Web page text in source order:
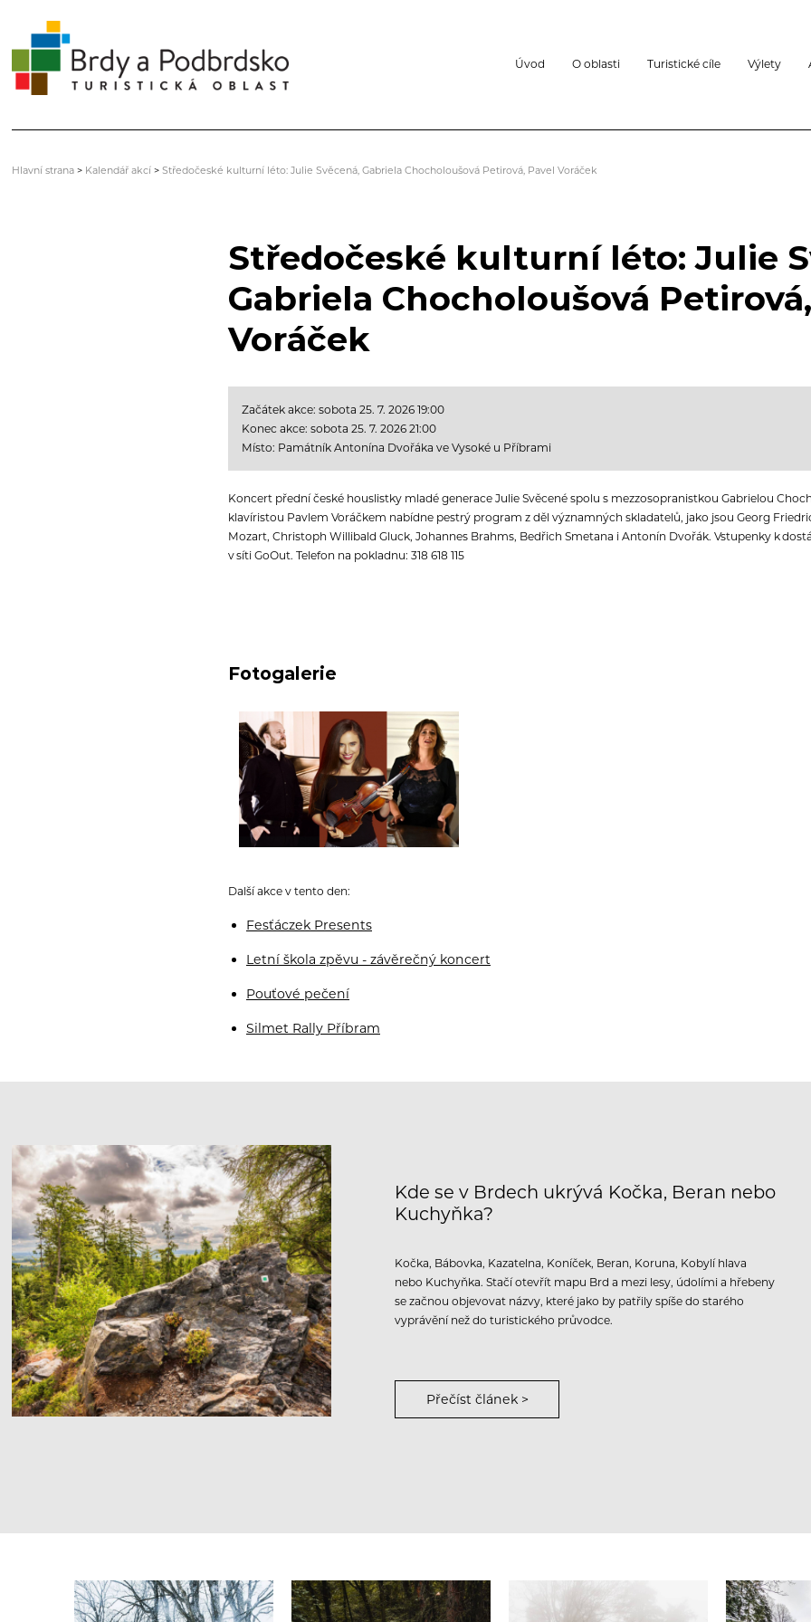
Úvod O oblasti Turistické cíle Výlety
Hlavní strana > Kalendář akcí >Středočeské kulturní léto: Julie Svěcená, Gabriela Chocholoušová Petirová, Pavel Voráček
Středočeské kulturní léto: Julie
Gabriela Chocholoušová
Voráček
Začátek akce: sobota 25. 7. 2026 19:00
Konec akce: sobota 25. 7. 2026 21:00
Místo: Památník Antonína Dvořáka ve Vysoké u Příbrami
Koncert přední české houslistky mladé generace Julie Svěcené spolu s mezzosopranistkou Gabrielou
klavíristou Pavlem Voráčkem nabídne pestrý program z děl významných skladatelů, jako jsou Georg
Mozart, Christoph Willibald Gluck, Johannes Brahms, Bedřich Smetana i Antonín Dvořák. Vstupenky k
v síti GoOut. Telefon na pokladnu: 318 618 115
Fotogalerie
Další akce v tento den:
Fesťáczek Presents
Letní škola zpěvu - závěrečný koncert
Pouťové pečení
Silmet Rally Příbram
Kde se v Brdech ukrývá Kočka, Beran nebo
Kuchyňka?
Kočka, Bábovka, Kazatelna, Koníček, Beran, Koruna, Kobylí hlava
nebo Kuchyňka. Stačí otevřít mapu Brd a mezi lesy, údolími a hřebeny
se začnou objevovat názvy, které jako by patřily spíše do starého
vyprávění než do turistického průvodce.
Přečíst článek >